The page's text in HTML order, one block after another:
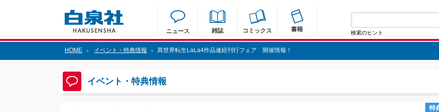
ニュース 雑誌 コミックス 書籍 検索のヒント
HOME > イベント・特典情報 > 異世界転生LaLa4作品連続刊行フェア 開催情報！
イベント・特典情報
特